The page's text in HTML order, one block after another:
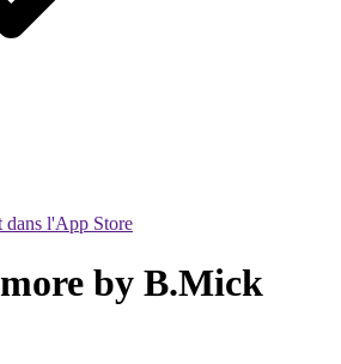
dans l'App Store
by B.Mick